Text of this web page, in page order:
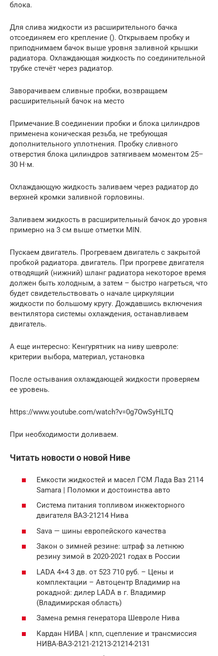
блока.
Для слива жидкости из расширительного бачка
отсоединяем его крепление (). Открываем пробку и
приподнимаем бачок выше уровня заливной крышки
радиатора. Охлаждающая жидкость по соединительной
трубке стечёт через радиатор.
Заворачиваем сливные пробки, возвращаем
расширительный бачок на место
Примечание.В соединении пробки и блока цилиндров
применена коническая резьба, не требующая
дополнительного уплотнения. Пробку сливного
отверстия блока цилиндров затягиваем моментом 25–
30 Н·м.
Охлаждающую жидкость заливаем через радиатор до
верхней кромки заливной горловины.
Заливаем жидкость в расширительный бачок до уровня
примерно на 3 см выше отметки MIN.
Пускаем двигатель. Прогреваем двигатель с закрытой
пробкой радиатора. двигатель. При прогреве двигателя
отводящий (нижний) шланг радиатора некоторое время
должен быть холодным, а затем – быстро нагреться, что
будет свидетельствовать о начале циркуляции
жидкости по большому кругу. Дождавшись включения
вентилятора системы охлаждения, останавливаем
двигатель.
А еще интересно: Кенгурятник на ниву шевроле:
критерии выбора, материал, установка
После остывания охлаждающей жидкости проверяем
ее уровень.
https://www.youtube.com/watch?v=0g7OwSyHLTQ
При необходимости доливаем.
Читать новости о новой Ниве
Емкости жидкостей и масел ГСМ Лада Ваз 2114
Samara | Поломки и достоинства авто
Система питания топливом инжекторного
двигателя ВАЗ-21214 Нива
Sava — шины европейского качества
Закон о зимней резине: штраф за летнюю
резину зимой в 2020-2021 годах в России
LADA 4×4 3 дв. от 523 710 руб. – Цены и
комплектации – Автоцентр Владимир на
рокадной: дилер LADA в г. Владимир
(Владимирская область)
Замена ремня генератора Шевроле Нива
Кардан НИВА | кпп, сцепление и трансмиссия
НИВА-ВАЗ-2121-21213-21214-2131